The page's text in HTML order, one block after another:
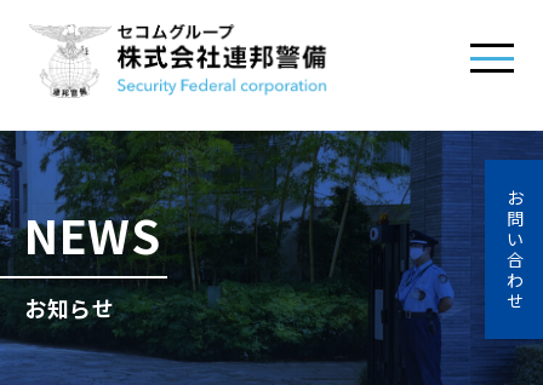
お
問
い
合
わ
せ
NEWS
お知らせ